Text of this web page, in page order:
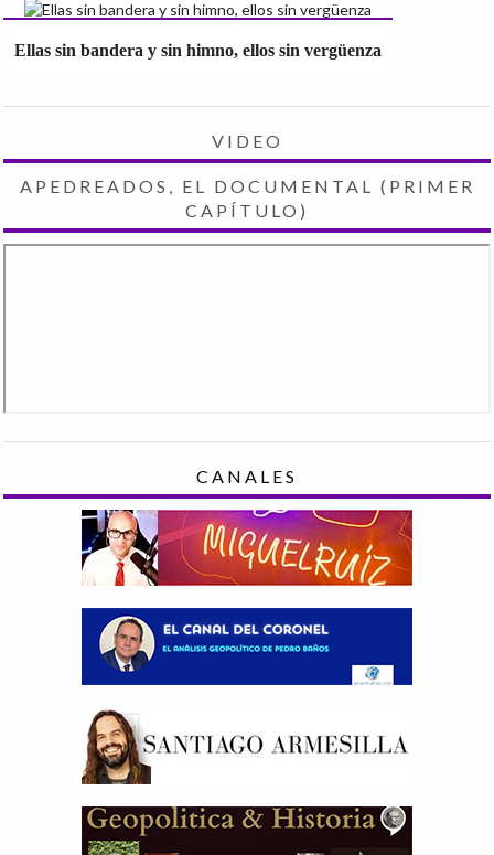
Ellas sin bandera y sin himno, ellos sin vergüenza
VIDEO
APEDREADOS, EL DOCUMENTAL (PRIMER
CAPÍTULO)
CANALES